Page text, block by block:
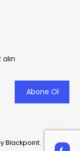
Blackpoint.